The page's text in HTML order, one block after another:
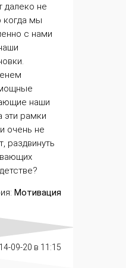
далеко не
когда мы
с нами
наши
эти рамки
очень не
раздвинуть
Мотивация
09-20 в 11:15